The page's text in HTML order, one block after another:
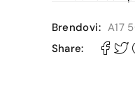
Brendovi: A17
Share: